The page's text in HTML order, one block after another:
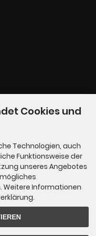
Cookies und
Technologien, auch
Funktionsweise der
unseres Angebotes
Weitere Informationen